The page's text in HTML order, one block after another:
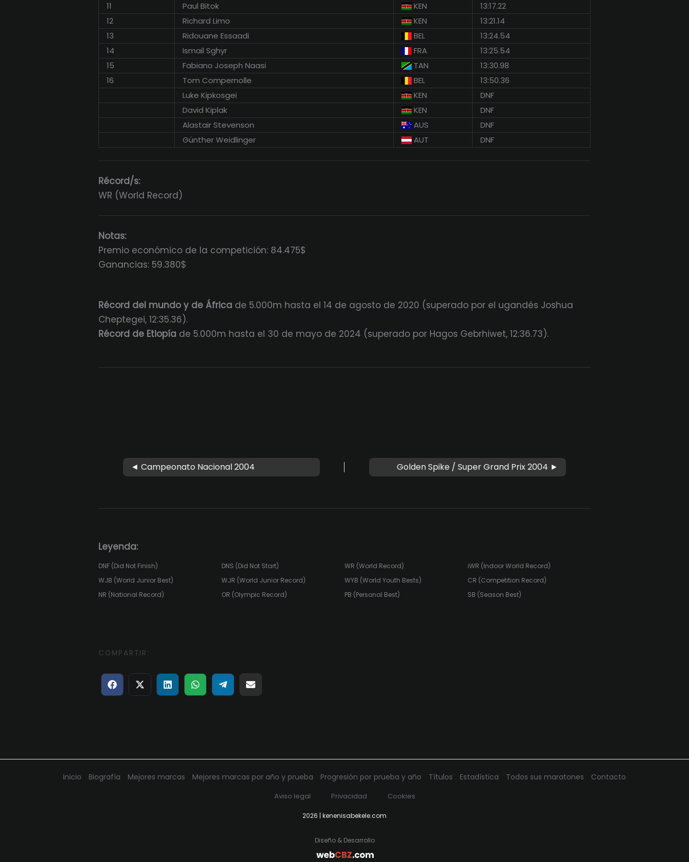
11
Paul Bitok KEN
13:17.22
12
Richard Limo KEN
13:21.14
13
Ridouane Essaadi BEL
13:24.54
14
Ismail Sghyr FRA
13:25.54
15
Fabiano Joseph Naasi TAN
13:30.98
16
Tom Compernolle BEL
13:50.36
Luke Kipkosgei
KEN
DNF
David Kiplak
KEN
DNF
Alastair Stevenson
AUS
DNF
Günther Weidlinger
AUT DNF
Récord/s:
WR (World Record)
Notas:
Premio económico de la competición: 84.475$
Ganancias: 59.380$
Récord del mundo y de África de 5.000m hasta el 14 de agosto de 2020 (superado por el ugandés Joshua
Cheptegei, 12:35.36).
Récord de Etiopía de 5.000m hasta el 30 de mayo de 2024 (superado por Hagos Gebrhiwet, 12:36.73).
◄ Campeonato Nacional 2004 Golden Spike / Super Grand Prix 2004 ►
Leyenda:
DNF (Did Not Finish) DNS (Did Not Start) WR (World Record)
iWR (Indoor World Record)
WJB (World Junior Best)
WJR (World Junior Record) WYB (World Youth Bests)
CR (Competition Record)
NR (National Record)
OR (Olympic Record) PB (Personal Best) SB (Season Best)
COMPARTIR:
Compartir
en
Compartir
en
Compartir
en
Compartir
en
Compartir
en
Compartir
en
Inicio Biografía Mejores marcas Mejores marcas por año y prueba Progresión por prueba y año Títulos Estadística Todos sus maratones Contacto
Aviso legal Privacidad Cookies
2026 | kenenisabekele.com
Diseño & Desarrollo